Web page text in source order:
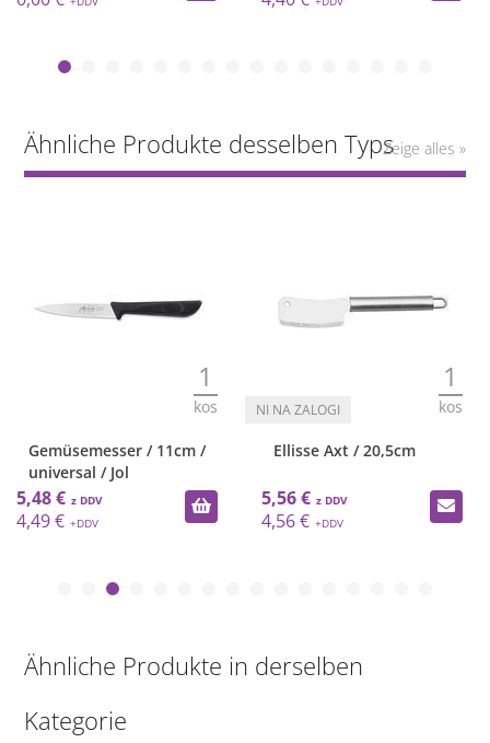
Ähnliche Produkte desselben TypsZeige alles »
1
kos
Gemüsemesser / 11cm /
universal / Jol
5,48 €
4,49 €
1
kos
Ellisse Axt / 20,5cm
5,56 €
4,56 €
Ähnliche Produkte in derselben
Kategorie